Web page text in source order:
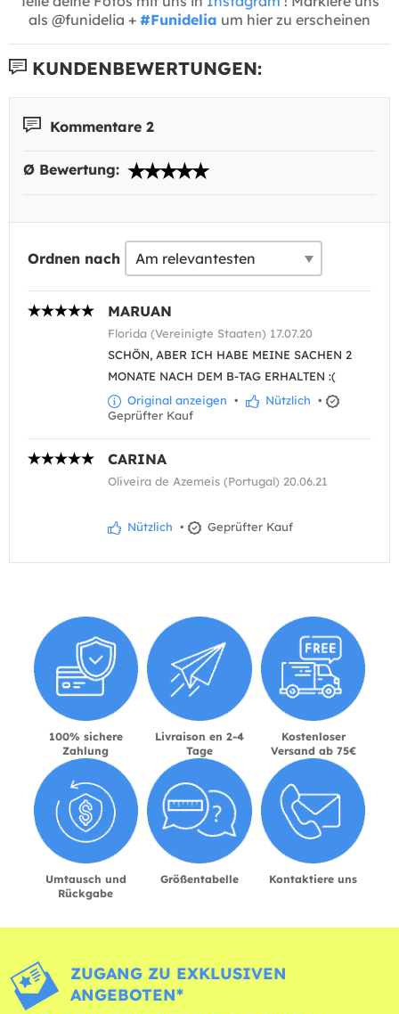
als @funidelia + #Funidelia um hier zu erscheinen
KUNDENBEWERTUNGEN:
Kommentare 2
Ø Bewertung:
Ordnen nach
MARUAN
Florida (Vereinigte Staaten) 17.07.20
SCHÖN, ABER ICH HABE MEINE SACHEN 2
MONATE NACH DEM B-TAG ERHALTEN :(
Original anzeigen • Nützlich •
Geprüfter Kauf
CARINA
Oliveira de Azemeis (Portugal) 20.06.21
Nützlich • Geprüfter Kauf
100% sichere
Zahlung
Livraison en 2-4
Tage
Kostenloser
Versand ab 75€
Umtausch und
Rückgabe
Größentabelle Kontaktiere uns
ZUGANG ZU EXKLUSIVEN
ANGEBOTEN*